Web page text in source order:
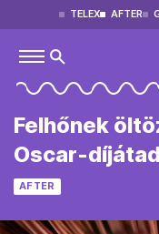
TELEX AFTER
Felhőnek
Oscar-
AFTER